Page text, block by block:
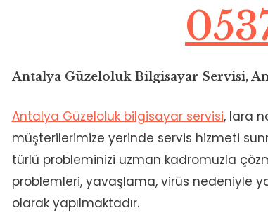
Antalya Güzeloluk Bilgisayar Servisi,
Antalya Güzeloluk bilgisayar servisi, lara
müşterilerimize yerinde servis hizmeti
türlü probleminizi uzman kadromuzla
problemleri, yavaşlama, virüs nedeniyle
olarak yapılmaktadır.